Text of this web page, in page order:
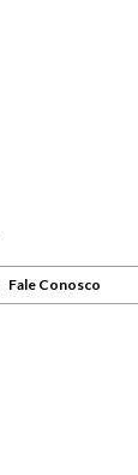
Fale Conosco